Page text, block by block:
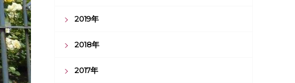
2019年
2018年
2017年